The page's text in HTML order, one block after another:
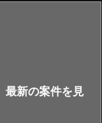
新の案件を見